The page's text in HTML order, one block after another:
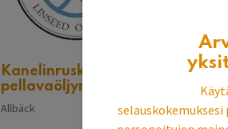
Kanelinruskea
pellavaöljymaali 2 dl
Allbäck
Ottosson